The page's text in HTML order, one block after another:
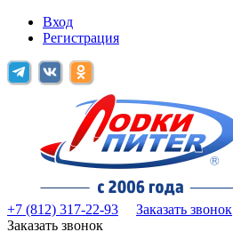
Вход
Регистрация
+7 (812) 317-22-93
Заказать звонок
Заказать звонок